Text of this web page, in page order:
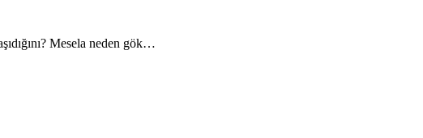
Mesela neden gök…